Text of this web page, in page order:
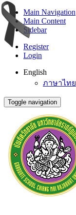
Main Navigation
Main Content
Sidebar
Register
Login
English
ภาษาไทย
Toggle navigation